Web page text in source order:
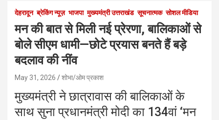
देहरादून ब्रेकिंग न्यूज़ भाजपा मुख्यमंत्री उत्तराखंड सूचनात्मक सोशल मीडिया
मन की बात से मिली नई प्रेरणा, बालिकाओं से
बोले सीएम धामी—छोटे प्रयास बनते हैं बड़े
बदलाव की नींव
May 31, 2026 शोभा/ओम प्रकाश
मुख्यमंत्री ने छात्रावास की बालिकाओं के
साथ सुना प्रधानमंत्री मोदी का 134वां ‘मन